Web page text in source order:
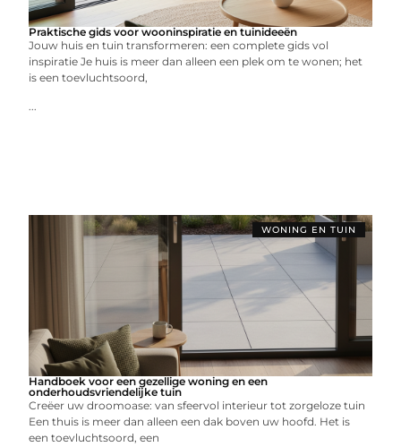
Praktische gids voor wooninspiratie en tuinideeën
Jouw huis en tuin transformeren: een complete gids vol
inspiratie Je huis is meer dan alleen een plek om te wonen; het
is een toevluchtsoord,
...
WONING EN TUIN
Handboek voor een gezellige woning en een
onderhoudsvriendelijke tuin
Creëer uw droomoase: van sfeervol interieur tot zorgeloze tuin
Een thuis is meer dan alleen een dak boven uw hoofd. Het is
een toevluchtsoord, een